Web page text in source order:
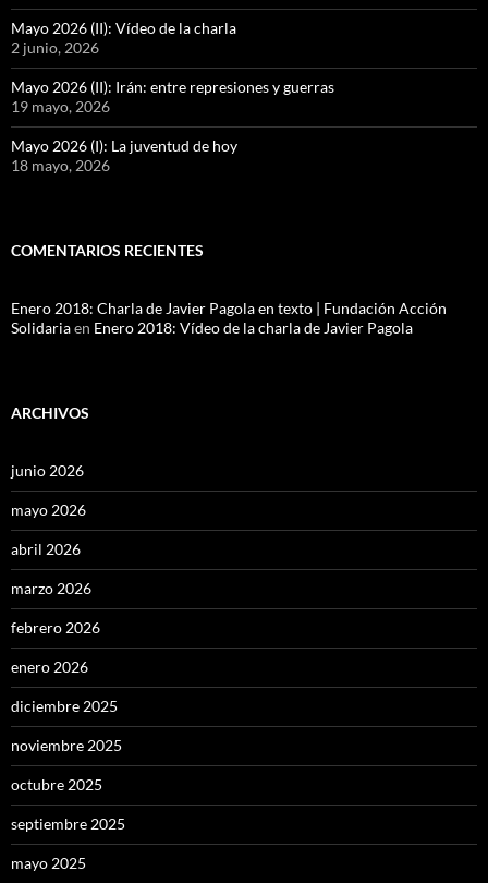
Mayo 2026 (II): Vídeo de la charla
2 junio, 2026
Mayo 2026 (II): Irán: entre represiones y guerras
19 mayo, 2026
Mayo 2026 (I): La juventud de hoy
18 mayo, 2026
COMENTARIOS RECIENTES
Enero 2018: Charla de Javier Pagola en texto | Fundación Acción
Solidariaen Enero 2018: Vídeo de la charla de Javier Pagola
ARCHIVOS
junio 2026
mayo 2026
abril 2026
marzo 2026
febrero 2026
enero 2026
diciembre 2025
noviembre 2025
octubre 2025
septiembre 2025
mayo 2025